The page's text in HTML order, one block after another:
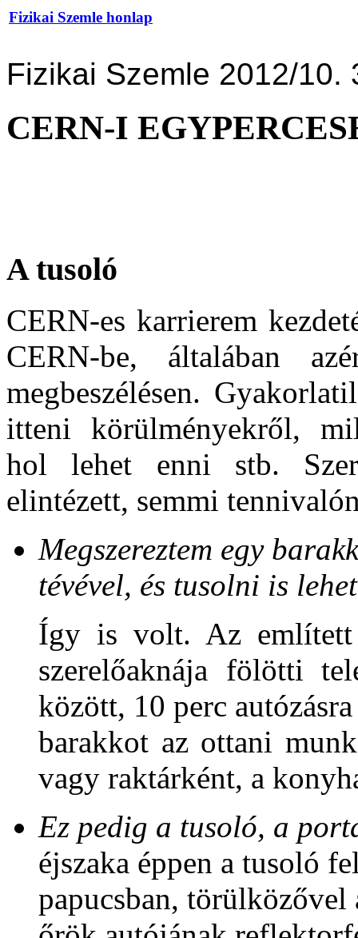
Fizikai Szemle honlap
Fizikai Szemle 2012/10.
CERN-I
A tusoló
CERN-es karrierem
CERN-be, általában
megbeszélésen.
itteni körülményekről,
hol lehet enni stb.
elintézett, semmi
Megszereztem egy
tévével, és tusolni is
Így is volt. Az említett
szerelőaknája fölötti
között, 10 perc
barakkot az ottani
vagy raktárként, a
Ez pedig a tusoló, a
éjszaka éppen a tusoló
papucsban,